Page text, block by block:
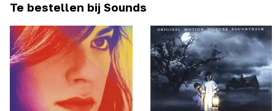
Te bestellen bij Sounds